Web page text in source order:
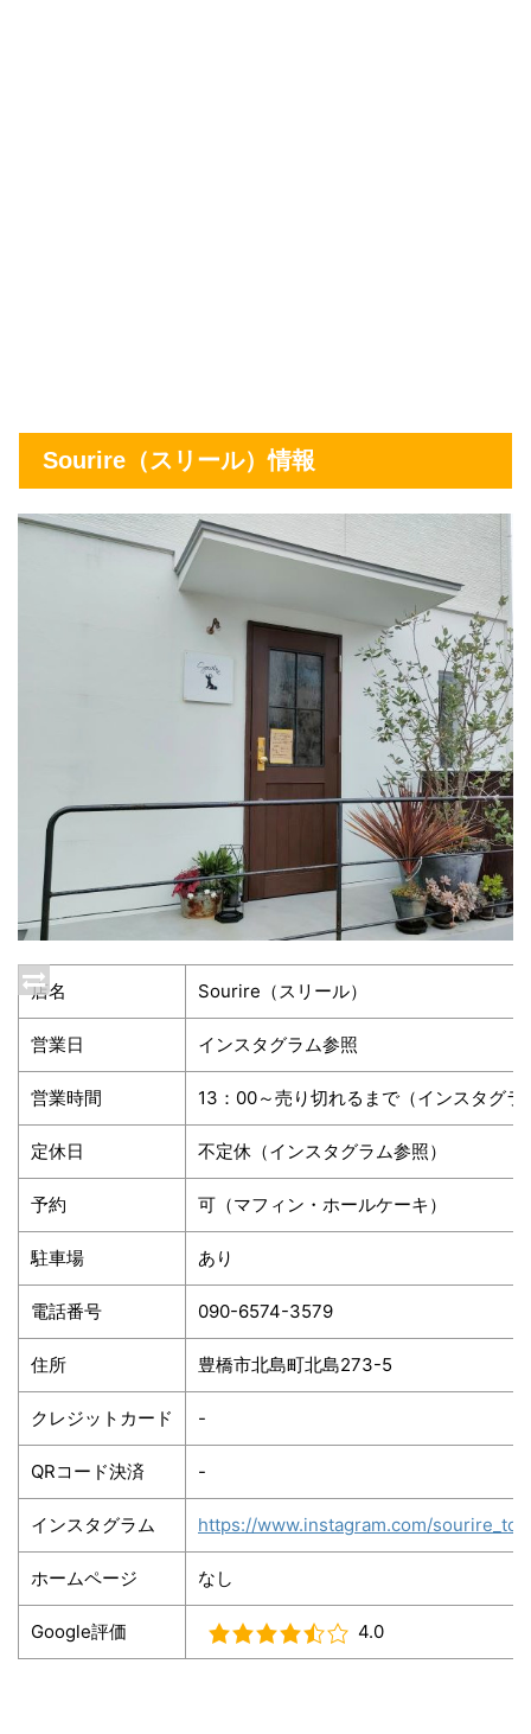
Sourire（スリール）情報
店名 Sourire（スリール）
営業日 インスタグラム参照
営業時間 13：00～売り切れるまで（インスタグラ
定休日 不定休（インスタグラム参照）
予約 可（マフィン・ホールケーキ）
駐車場 あり
電話番号 090-6574-3579
住所 豊橋市北島町北島273-5
クレジットカード -
QRコード決済 -
インスタグラム https://www.instagram.com/
ホームページ なし
Google評価 4.0